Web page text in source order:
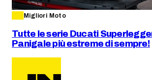
Migliori Moto
Tutte le serie Ducati
Panigale più estreme di sempre!